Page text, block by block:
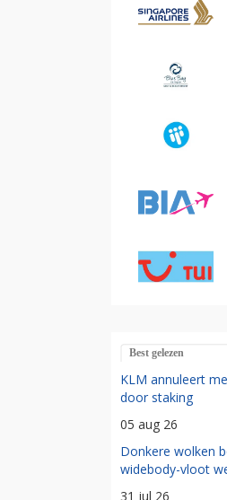
Best gelezen
KLM annuleert
door staking
05 aug 26
Donkere wolken
widebody-vloot
31 jul 26